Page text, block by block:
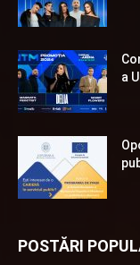
a
POSTĂRI